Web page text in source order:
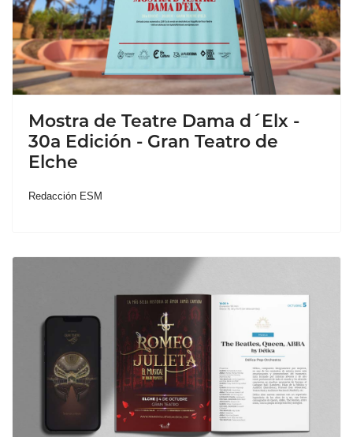
Mostra de Teatre Dama d´Elx -
30a Edición - Gran Teatro de
Elche
Redacción ESM